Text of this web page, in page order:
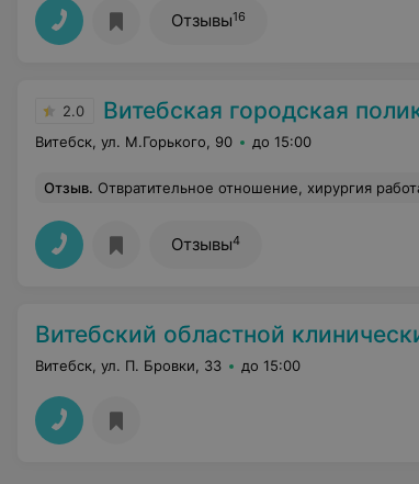
Отзывы16
2.0 Витебская городская
Витебск, ул. М.Горького, 90 до 15:00
Отзыв. Отвратительное отношение, хирургия работает - когда сама захочет! Врач О Г, не соблюдает свой график приема и отдыха, человеку абсолютно наплевать что люди в очереди ждут пока она допьет
Отзывы4
Витебский областной клинический
Витебск, ул. П. Бровки, 33 до 15:00